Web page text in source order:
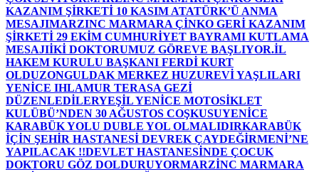
KAZANIM ŞİRKETİ 10 KASIM ATATÜRK’Ü ANMA
MESAJIMARZINC MARMARA ÇİNKO GERİ KAZANIM
ŞİRKETİ 29 EKİM CUMHURİYET BAYRAMI KUTLAMA
MESAJIİKİ DOKTORUMUZ GÖREVE BAŞLIYOR.İL
HAKEM KURULU BAŞKANI FERDİ KURT
OLDUZONGULDAK MERKEZ HUZUREVİ YAŞLILARI
YENİCE IHLAMUR TERASA GEZİ
DÜZENLEDİLERYEŞİL YENİCE MOTOSİKLET
KULÜBÜ’NDEN 30 AĞUSTOS COŞKUSUYENİCE
KARABÜK YOLU DUBLE YOL OLMALIDIRKARABÜK
İÇİN ŞEHİR HASTANESİ DEVREK ÇAYDEĞİRMENİ’NE
YAPILACAK !!DEVLET HASTANESİNDE ÇOCUK
DOKTORU GÖZ DOLDURUYORMARZİNC MARMARA